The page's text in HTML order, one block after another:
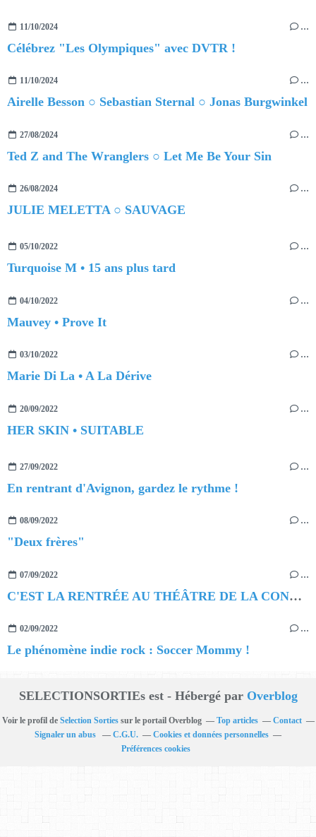
11/10/2024 …
Célébrez "Les Olympiques" avec DVTR !
11/10/2024 …
Airelle Besson ○ Sebastian Sternal ○ Jonas Burgwinkel
27/08/2024 …
Ted Z and The Wranglers ○ Let Me Be Your Sin
26/08/2024 …
JULIE MELETTA ○ SAUVAGE
05/10/2022 …
Turquoise M • 15 ans plus tard
04/10/2022 …
Mauvey • Prove It
03/10/2022 …
Marie Di La • A La Dérive
20/09/2022 …
HER SKIN • SUITABLE
27/09/2022 …
En rentrant d'Avignon, gardez le rythme !
08/09/2022 …
"Deux frères"
07/09/2022 …
C'EST LA RENTRÉE AU THÉÂTRE DE LA CONTRESCARPE !
02/09/2022 …
Le phénomène indie rock : Soccer Mommy !
SELECTIONSORTIEs est - Hébergé par Overblog
Voir le profil de Selection Sortiessur le portail Overblog Top articles
Contact
Signaler un abus
C.G.U.
Cookies et données personnelles
Préférences cookies